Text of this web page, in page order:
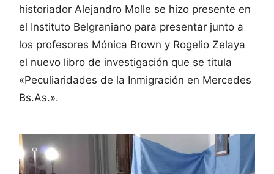
historiador Alejandro Molle se hizo presente en
el Instituto Belgraniano para presentar junto a
los profesores Mónica Brown y Rogelio Zelaya
el nuevo libro de investigación que se titula
«Peculiaridades de la Inmigración en Mercedes
Bs.As.».